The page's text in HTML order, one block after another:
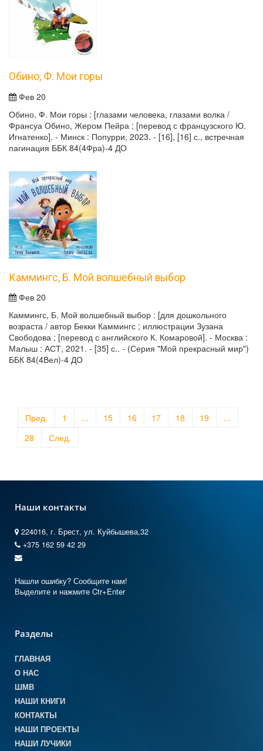
Обино, Ф. Мои горы
Фев 20
Обино, Ф. Мои горы : [глазами человека, глазами волка /
Франсуа Обино, Жером Пейра ; [перевод с французского Ю.
Игнатенко]. - Минск : Попурри, 2023. - [16], [16] с., встречная
пагинация ББК 84(4Фра)-4 ДО
Каммингс, Б. Мой волшебный выбор
Фев 20
Каммингс, Б. Мой волшебный выбор : [для дошкольного
возраста / автор Бекки Каммингс ; иллюстрации Зузана
Свободова ; [перевод с английского К. Комаровой]. - Москва :
Малыш : АСТ, 2021. - [35] с.. - (Серия "Мой прекрасный мир")
ББК 84(4Вел)-4 ДО
Пред. 1 ... 15 16 17 18 19
...
28
След.
Наши контакты
224016, г. Брест, ул. Куйбышева,32
+375 162 59 42 29
Нашли ошибку? Сообщите нам!
Выделите и нажмите Ctr+Enter
Разделы
ГЛАВНАЯ
О НАС
ШМВ
НАШИ КНИГИ
КОНТАКТЫ
НАШИ ПРОЕКТЫ
НАШИ ЛУЧИКИ